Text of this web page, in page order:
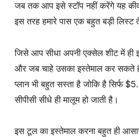
जब तक आप इसे स्टॉप नहीं करेंगे यह
इस तरह हमारे पास एक बहुत बड़ी लिस्ट
जिसे आप सीधा अपनी एक्सेल शीट में ही
और जब चाहे उसका इस्तेमाल कर सकते
प्लान भी बहुत सस्ता है जोकि है सिर्फ
सीपीसी सीधे ही मालूम हो जाती है।
इस टूल का इस्तेमाल करना बहुत ही